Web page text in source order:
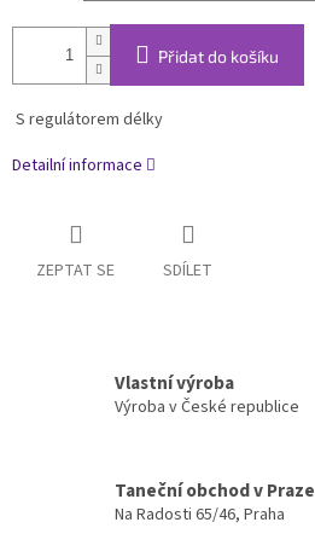
Přidat do košíku
S regulátorem délky
Detailní informace
ZEPTAT SE SDÍLET
Vlastní výroba
Výroba v České republice
Taneční obchod v Praze
Na Radosti 65/46, Praha